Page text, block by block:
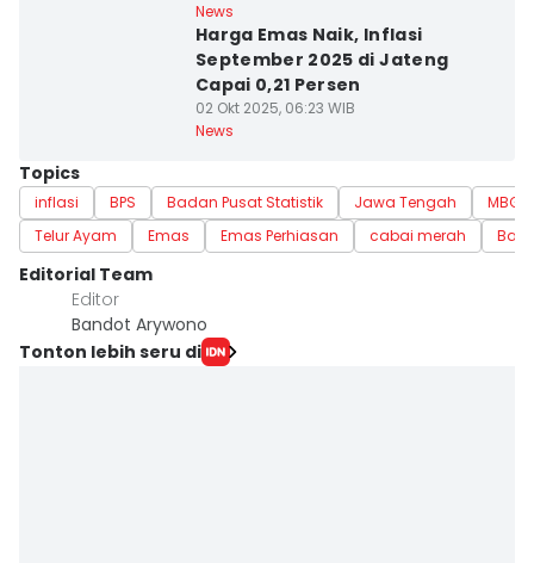
News
Harga Emas Naik, Inflasi
September 2025 di Jateng
Capai 0,21 Persen
02 Okt 2025, 06:23 WIB
News
Topics
inflasi BPS Badan Pusat Statistik Jawa Tengah
MBG
Telur Ayam
Emas Emas Perhiasan cabai merah
Editorial Team
Editor
Bandot Arywono
Tonton lebih seru di